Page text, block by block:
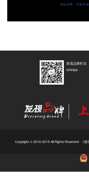
发现品牌栏目
cctvfxpp
Copyright © 2016-2019 All Rights Reserved. 《